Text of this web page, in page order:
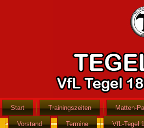
Start Trainingszeiten Matten-
Vorstand Termine VfL-Tegel